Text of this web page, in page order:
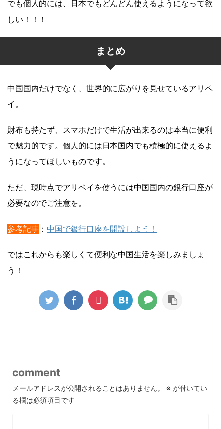
でも個人的には、日本でもどんどん使えるようになって欲
しい！！！
まとめ
中国国内だけでなく、世界的に広がりを見せているアリペ
イ。
財布も持たず、スマホだけで生活が出来るのは本当に便利
で魅力的です。個人的には日本国内でも積極的に使えるよ
うになってほしいものです。
ただ、現時点でアリペイを使うには中国国内の銀行口座が
必要なのでご注意を。
参考記事 ： 中国で銀行口座を開設しよう！
ではこれからも楽しくて便利な中国生活を楽しみましょ
う！
comment
メールアドレスが公開されることはありません。 ※ が付いてい
る欄は必須項目です